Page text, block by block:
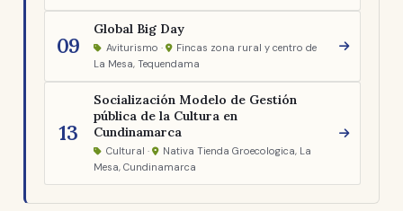
09
Global Big Day
Aviturismo ·
Fincas zona rural y centro de
La Mesa, Tequendama
13
Socialización Modelo de Gestión
pública de la Cultura en
Cundinamarca
Cultural ·
Nativa Tienda Groecologica, La
Mesa, Cundinamarca